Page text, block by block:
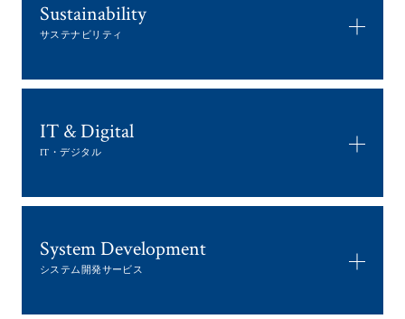
Sustainability
サステナビリティ
IT & Digital
IT・デジタル
System Development
システム開発サービス